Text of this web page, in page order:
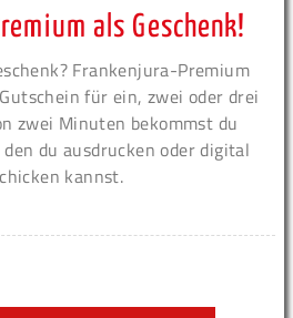
als Geschenk!
Frankenjura-Premium
für ein, zwei oder drei
zwei Minuten bekommst du
du ausdrucken oder digital
kannst.